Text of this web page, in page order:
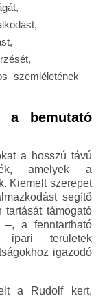
szemléletének
a bemutató
a hosszú távú
amelyek a
Kiemelt szerepet
segítő
tartását támogató
a fenntartható
ipari területek
igazodó
a Rudolf kert,